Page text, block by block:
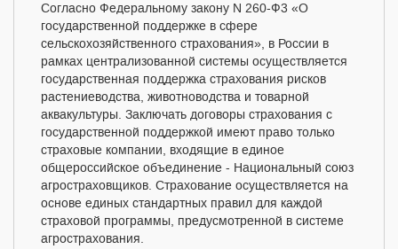
Согласно Федеральному закону N 260-Ф3 «О
государственной поддержке в сфере
сельскохозяйственного страхования», в России в
рамках централизованной системы осуществляется
государственная поддержка страхования рисков
растениеводства, животноводства и товарной
аквакультуры. Заключать договоры страхования с
государственной поддержкой имеют право только
страховые компании, входящие в единое
общероссийское объединение - Национальный союз
агростраховщиков. Страхование осуществляется на
основе единых стандартных правил для каждой
страховой программы, предусмотренной в системе
агрострахования.